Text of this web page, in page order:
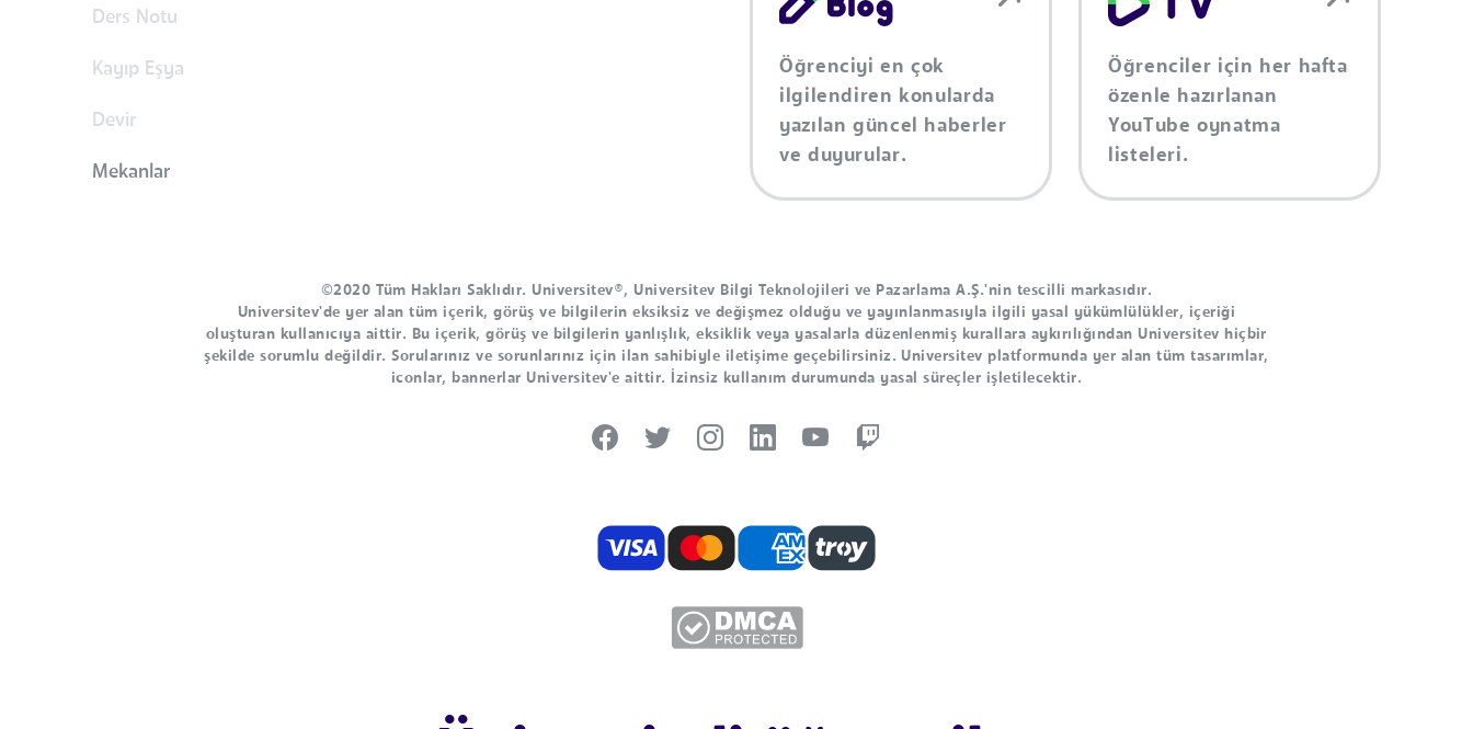
Ders Notu
Kayıp Eşya
Devir
Mekanlar
Öğrenciyi en çok
ilgilendiren konularda
yazılan güncel haberler
ve duyurular.
Öğrenciler için her hafta
özenle hazırlanan
YouTube oynatma
listeleri.
©2020 Tüm Hakları Saklıdır. Universitev®, Universitev Bilgi Teknolojileri ve Pazarlama A.Ş.'nin tescilli markasıdır.
Universitev'de yer alan tüm içerik, görüş ve bilgilerin eksiksiz ve değişmez olduğu ve yayınlanmasıyla ilgili yasal yükümlülükler, içeriği
oluşturan kullanıcıya aittir. Bu içerik, görüş ve bilgilerin yanlışlık, eksiklik veya yasalarla düzenlenmiş kurallara aykırılığından Universitev hiçbir
şekilde sorumlu değildir. Sorularınız ve sorunlarınız için ilan sahibiyle iletişime geçebilirsiniz. Universitev platformunda yer alan tüm tasarımlar,
iconlar, bannerlar Universitev'e aittir. İzinsiz kullanım durumunda yasal süreçler işletilecektir.